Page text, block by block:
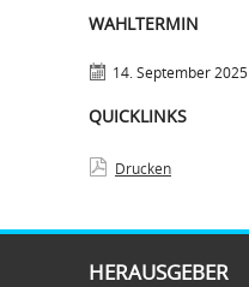
WAHLTERMIN
14. September 2025
QUICKLINKS
Drucken
HERAUSGEBER